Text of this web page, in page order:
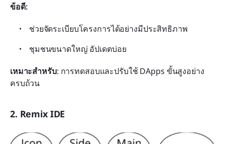
ข้อดี:
ช่วยจัดระเบียบโครงการได้อย่างมีประสิทธิภาพ
ชุมชนขนาดใหญ่ อัปเดตบ่อย
เหมาะสำหรับ: การทดสอบและปรับใช้ DApps ขั้นสูงอย่าง
ครบถ้วน
2. Remix IDE